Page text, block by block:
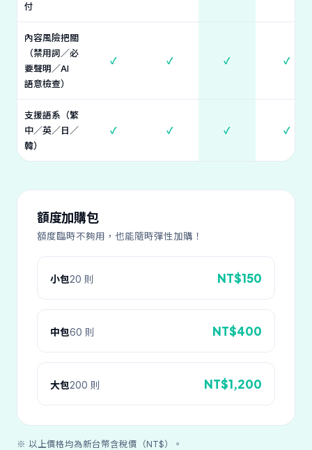
付
內容風險把關
（禁用詞／必
要聲明／AI
語意檢查）
✓ ✓ ✓ ✓
支援語系（繁
中／英／日／
韓）
✓ ✓ ✓ ✓
額度加購包
額度臨時不夠用，也能隨時彈性加購！
小包20 則 NT$150
中包60 則 NT$400
大包200 則 NT$1,200
※ 以上價格均為新台幣含稅價（NT$）。